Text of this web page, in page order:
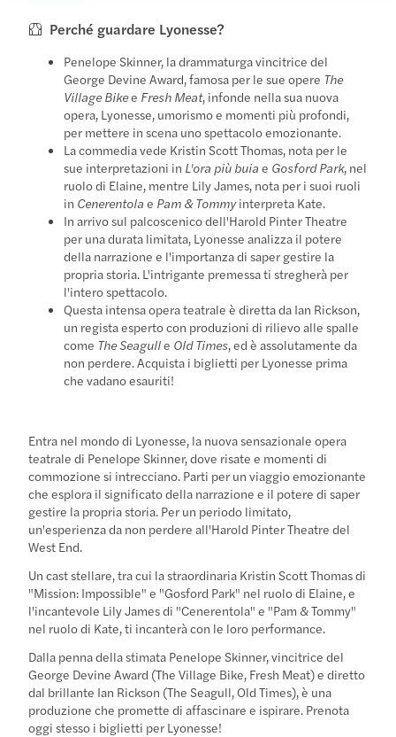
Perché guardare Lyonesse?
Penelope Skinner, la drammaturga vincitrice del
George Devine Award, famosa per le sue opere The
Village Bikee Fresh Meat, infonde nella sua nuova
opera, Lyonesse, umorismo e momenti più profondi,
per mettere in scena uno spettacolo emozionante.
La commedia vede Kristin Scott Thomas, nota per le
sue interpretazioni in L'ora più buia e Gosford Park, nel
ruolo di Elaine, mentre Lily James, nota per i suoi ruoli
in Cenerentola e Pam & Tommyinterpreta Kate.
In arrivo sul palcoscenico dell'Harold Pinter Theatre
per una durata limitata, Lyonesse analizza il potere
della narrazione e l'importanza di saper gestire la
propria storia. L'intrigante premessa ti stregherà per
l'intero spettacolo.
Questa intensa opera teatrale è diretta da Ian Rickson,
un regista esperto con produzioni di rilievo alle spalle
come The Seagulle Old Times, ed è assolutamente da
non perdere. Acquista i biglietti per Lyonesse prima
che vadano esauriti!
Entra nel mondo di Lyonesse, la nuova sensazionale opera
teatrale di Penelope Skinner, dove risate e momenti di
commozione si intrecciano. Parti per un viaggio emozionante
che esplora il significato della narrazione e il potere di saper
gestire la propria storia. Per un periodo limitato,
un'esperienza da non perdere all'Harold Pinter Theatre del
West End.
Un cast stellare, tra cui la straordinaria Kristin Scott Thomas di
"Mission: Impossible" e "Gosford Park" nel ruolo di Elaine, e
l'incantevole Lily James di "Cenerentola" e "Pam & Tommy"
nel ruolo di Kate, ti incanterà con le loro performance.
Dalla penna della stimata Penelope Skinner, vincitrice del
George Devine Award (The Village Bike, Fresh Meat) e diretto
dal brillante Ian Rickson (The Seagull, Old Times), è una
produzione che promette di affascinare e ispirare. Prenota
oggi stesso i biglietti per Lyonesse!